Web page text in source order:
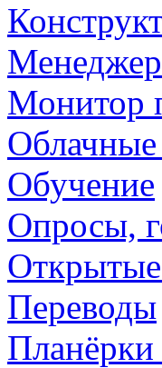
Монитор
Обучение
Опросы,
Переводы
Планёрки